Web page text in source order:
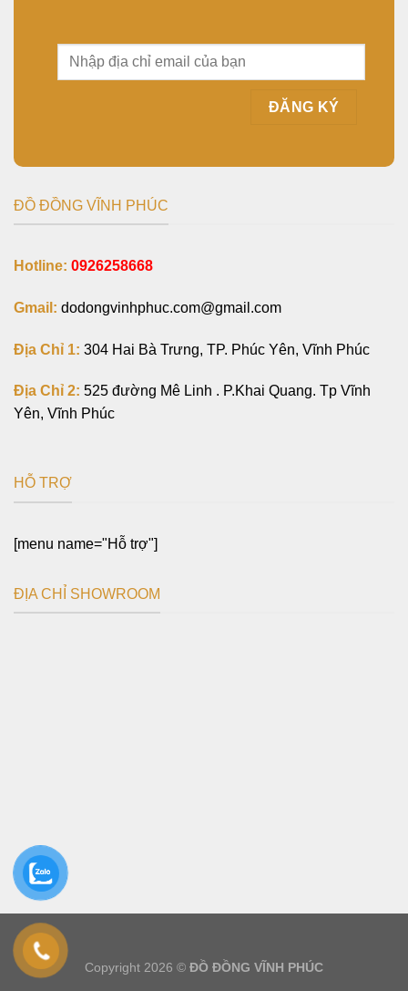
ĐỒ ĐỒNG VĨNH PHÚC
Hotline: 0926258668
Gmail: dodongvinhphuc.com@gmail.com
Địa Chỉ 1: 304 Hai Bà Trưng, TP. Phúc Yên, Vĩnh Phúc
Địa Chỉ 2: 525 đường Mê Linh . P.Khai Quang. Tp Vĩnh
Yên, Vĩnh Phúc
HỖ TRỢ
[menu name="Hỗ trợ"]
ĐỊA CHỈ SHOWROOM
Copyright 2026 © ĐỒ ĐỒNG VĨNH PHÚC